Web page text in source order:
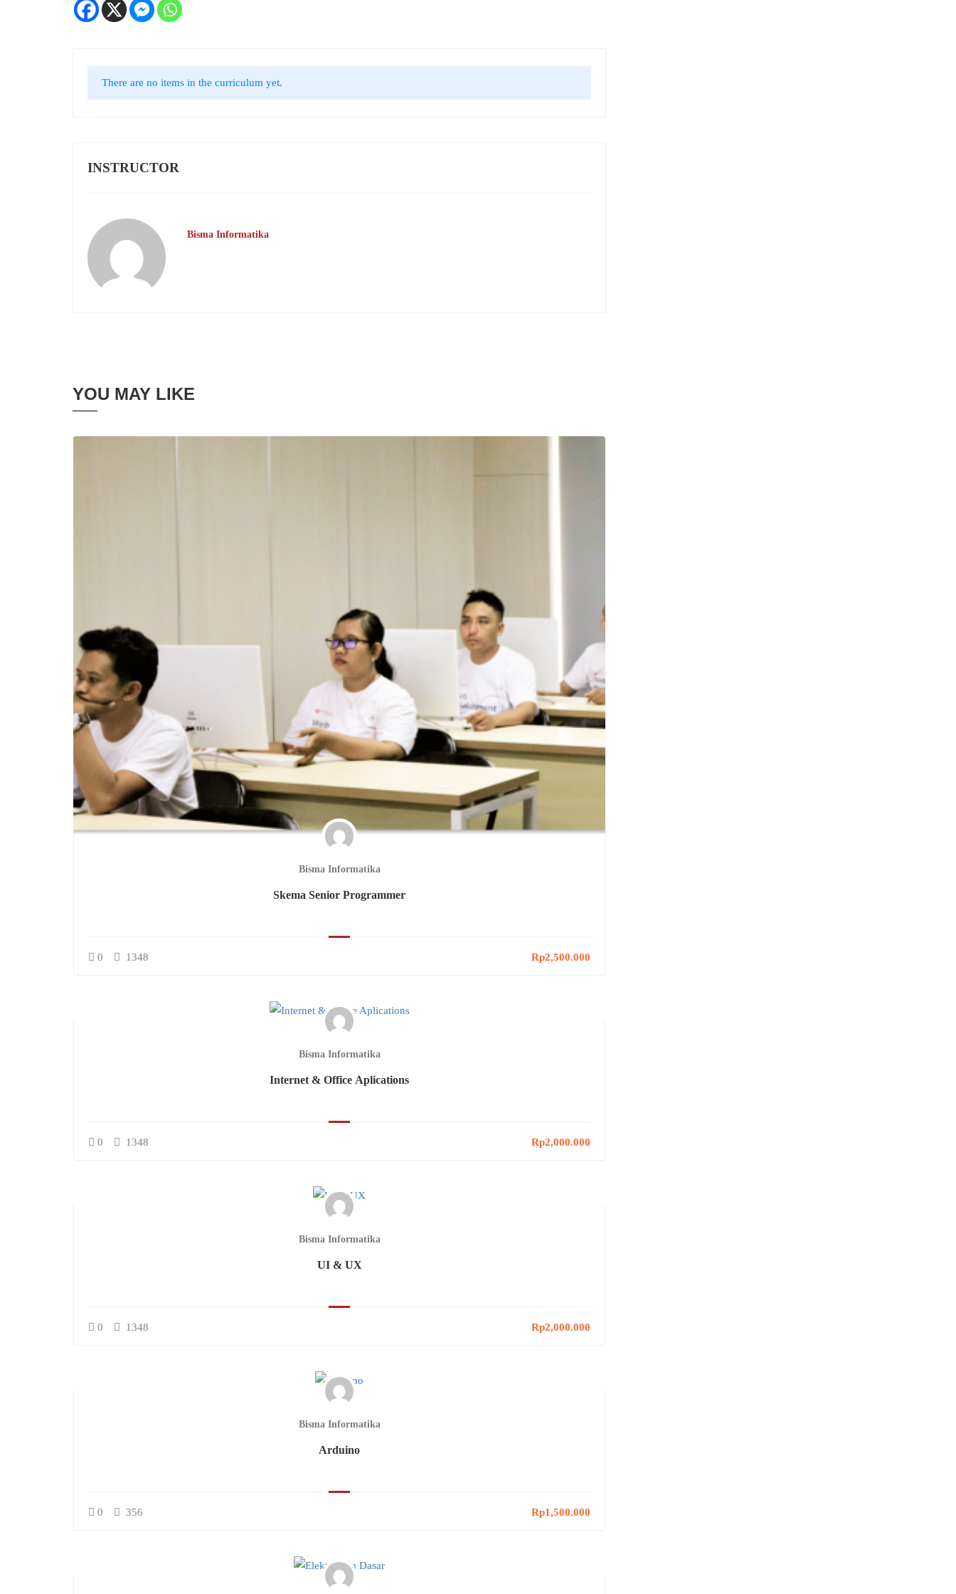
There are no items in the curriculum yet.
INSTRUCTOR
Bisma Informatika
YOU MAY LIKE
Bisma Informatika
Skema Senior Programmer
0 1348 Rp2,500.000
Bisma Informatika
Internet & Office Aplications
0 1348 Rp2,000.000
Bisma Informatika
UI & UX
0 1348 Rp2,000.000
Bisma Informatika
Arduino
0 356 Rp1,500.000